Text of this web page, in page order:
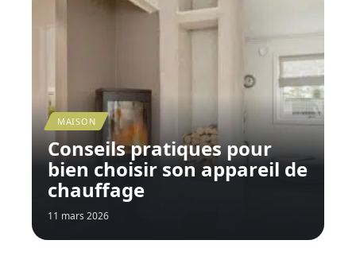
MAISON
Conseils pratiques pour
bien choisir son appareil de
chauffage
11 mars 2026